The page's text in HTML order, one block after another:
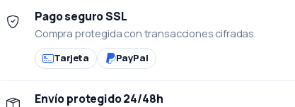
Pago seguro SSL
Compra protegida con transacciones cifradas.
Tarjeta PayPal
Envío protegido 24/48h